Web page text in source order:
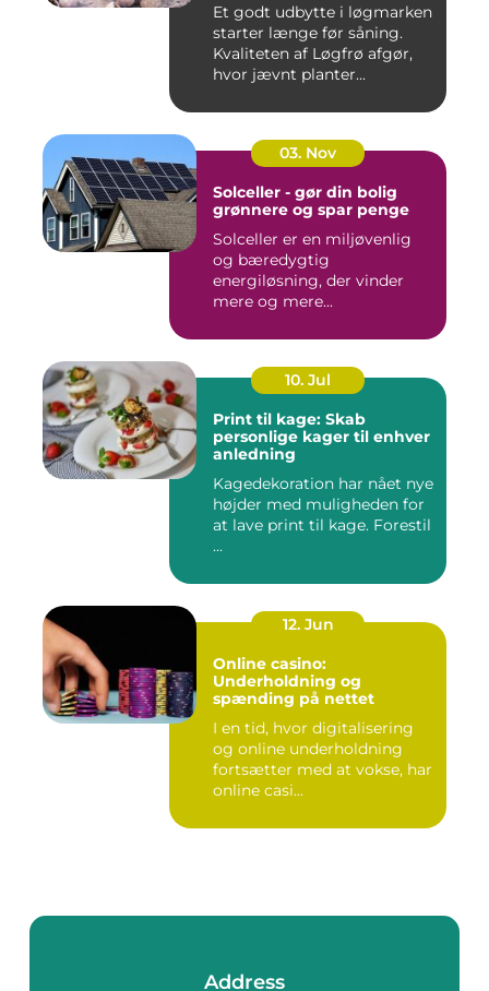
Et godt udbytte i løgmarken
starter længe før såning.
Kvaliteten af Løgfrø afgør,
hvor jævnt planter...
03. Nov
Solceller - gør din bolig
grønnere og spar penge
Solceller er en miljøvenlig
og bæredygtig
energiløsning, der vinder
mere og mere...
10. Jul
Print til kage: Skab
personlige kager til enhver
anledning
Kagedekoration har nået nye
højder med muligheden for
at lave print til kage. Forestil
...
12. Jun
Online casino:
Underholdning og
spænding på nettet
I en tid, hvor digitalisering
og online underholdning
fortsætter med at vokse, har
online casi...
Address